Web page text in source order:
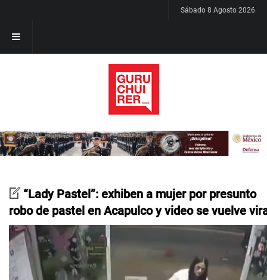
Sábado 8 Agosto 2026
“Lady Pastel”: exhiben a mujer por presunto
robo de pastel en Acapulco y video se vuelve